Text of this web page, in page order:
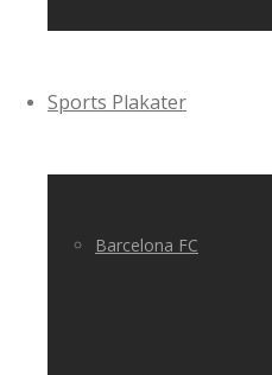
Sports Plakater
Barcelona FC